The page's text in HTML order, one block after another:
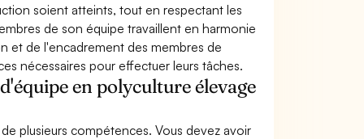
soient atteints, tout en respectant les
de son équipe travaillent en harmonie
et de l'encadrement des membres de
nécessaires pour effectuer leurs tâches.
en polyculture élevage
plusieurs compétences. Vous devez avoir